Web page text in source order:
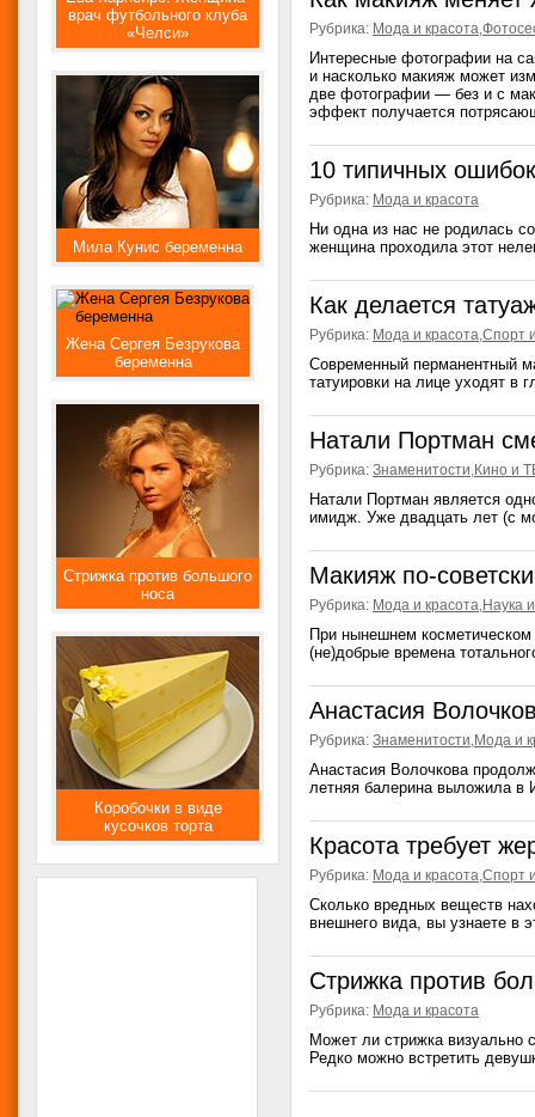
Рубрика: Мода и красота,
Интересные фотографии на
и насколько макияж может
две фотографии — без и с
эффект получается
10 типичных
Рубрика: Мода и красота
Ни одна из нас не родилась
женщина проходила этот
Как делается
Рубрика: Мода и красота,Спорт
Современный перманентный
татуировки на лице уходят в
Натали Портман
Рубрика: Знаменитости,Кино и
Натали Портман является
имидж. Уже двадцать лет (с
Макияж по-советски
Рубрика: Мода и красота,Наука
При нынешнем
(не)добрые времена
Анастасия
Рубрика: Знаменитости,Мода и
Анастасия Волочкова
летняя балерина выложила в
Красота требует
Рубрика: Мода и красота,Спорт
Сколько вредных веществ
внешнего вида, вы узнаете в
Стрижка против
Рубрика: Мода и красота
Может ли стрижка визуально
Редко можно встретить
врач футбольного клуба
«Челси»
Мила Кунис беременна
Жена Сергея Безрукова
беременна
Стрижка против большого
носа
Коробочки в виде
кусочков торта